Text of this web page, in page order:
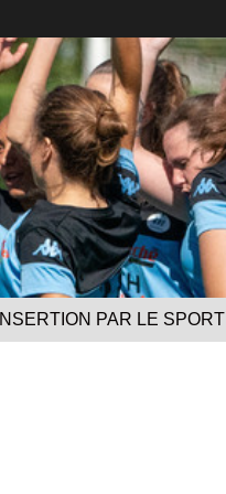
INSERTION PAR LE SPORT